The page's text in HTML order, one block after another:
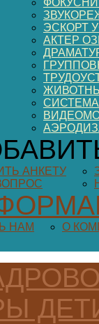
ЭСКОРТ
АКТЕР
АНКЕТУ
НАМ О